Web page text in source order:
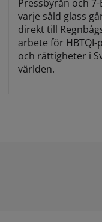
Pressbyrån och 7-
varje såld glass
direkt till
arbete för
och rättigheter i
världen.